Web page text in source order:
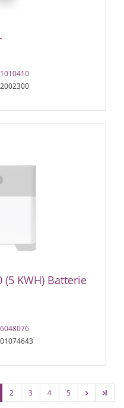
1010410
2002300
(5 KWH) Batterie
6048076
01074643
2 3 4 5 l